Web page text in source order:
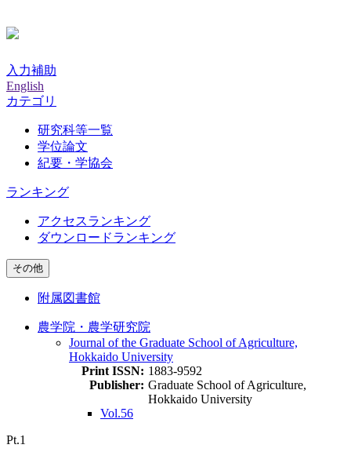
入力補助
English
カテゴリ
研究科等一覧
学位論文
紀要・学協会
ランキング
アクセスランキング
ダウンロードランキング
その他
附属図書館
農学院・農学研究院
Journal of the Graduate School of Agriculture,
Hokkaido University
Print ISSN: 1883-9592
Publisher: Graduate School of Agriculture,
Hokkaido University
Vol.56
Pt.1